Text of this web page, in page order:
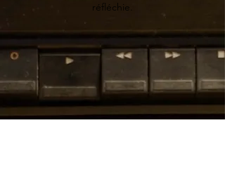
réfléchie.